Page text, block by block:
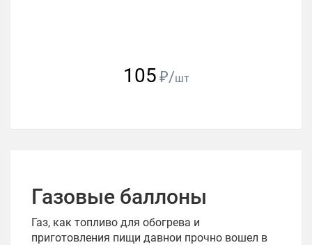
105 ₽/шт
Газовые баллоны
Газ, как топливо для обогрева и
приготовления пищи давнои прочно вошел в